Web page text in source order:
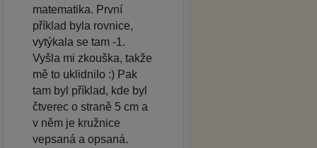
matematika. První
příklad byla rovnice,
vytýkala se tam -1.
Vyšla mi zkouška, takže
mě to uklidnilo :) Pak
tam byl příklad, kde byl
čtverec o straně 5 cm a
v něm je kružnice
vepsaná a opsaná.